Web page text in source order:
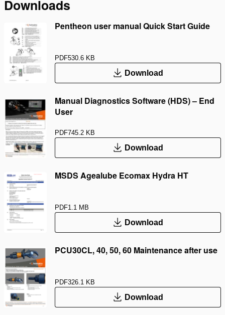
Downloads
Pentheon user manual Quick Start Guide
PDF530.6 KB
Download
Manual Diagnostics Software (HDS) – End
User
PDF745.2 KB
Download
MSDS Agealube Ecomax Hydra HT
PDF1.1 MB
Download
PCU30CL, 40, 50, 60 Maintenance after use
PDF326.1 KB
Download